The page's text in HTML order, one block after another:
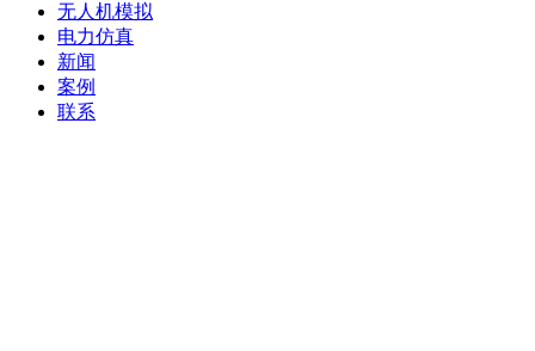
无人机模拟
电力仿真
新闻
案例
联系